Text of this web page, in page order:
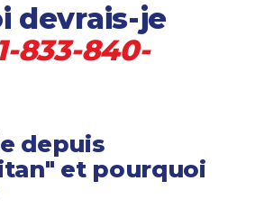
devrais-je
1-833-840-
depuis
et pourquoi